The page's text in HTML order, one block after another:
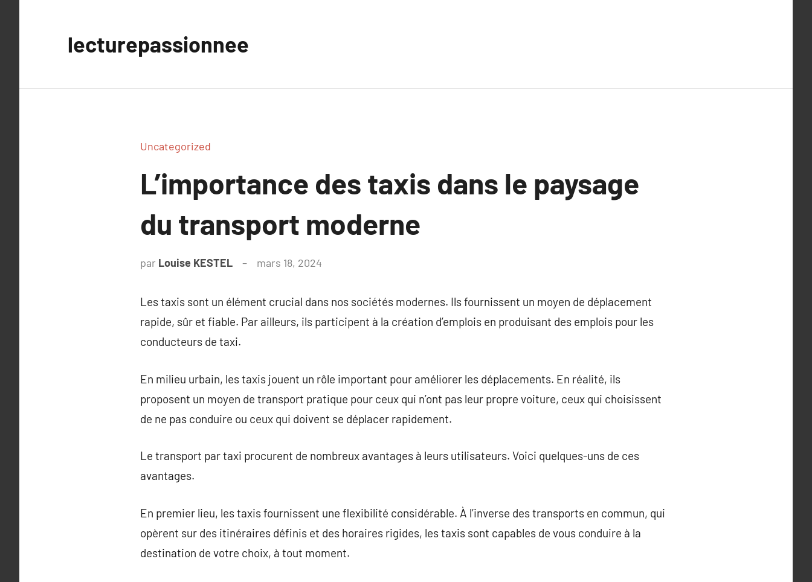
lecturepassionnee
Uncategorized
L’importance des taxis dans le paysage
du transport moderne
par Louise KESTEL mars 18, 2024
Les taxis sont un élément crucial dans nos sociétés modernes. Ils fournissent un moyen de déplacement
rapide, sûr et fiable. Par ailleurs, ils participent à la création d’emplois en produisant des emplois pour les
conducteurs de taxi.
En milieu urbain, les taxis jouent un rôle important pour améliorer les déplacements. En réalité, ils
proposent un moyen de transport pratique pour ceux qui n’ont pas leur propre voiture, ceux qui choisissent
de ne pas conduire ou ceux qui doivent se déplacer rapidement.
Le transport par taxi procurent de nombreux avantages à leurs utilisateurs. Voici quelques-uns de ces
avantages.
En premier lieu, les taxis fournissent une flexibilité considérable. À l’inverse des transports en commun, qui
opèrent sur des itinéraires définis et des horaires rigides, les taxis sont capables de vous conduire à la
destination de votre choix, à tout moment.